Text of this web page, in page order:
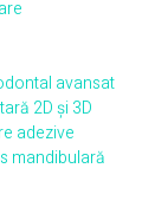
avansat
2D și 3D
adezive
mandibulară